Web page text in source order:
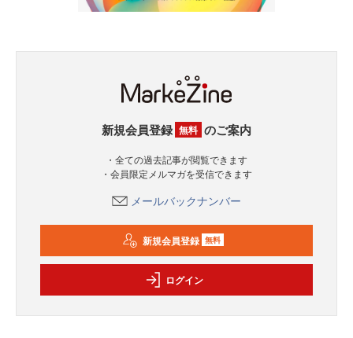
新規会員登録 無料 のご案内
・全ての過去記事が閲覧できます
・会員限定メルマガを受信できます
メールバックナンバー
新規会員登録 無料
ログイン